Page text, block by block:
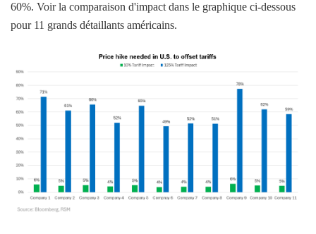
60%. Voir la comparaison d'impact dans le graphique ci-dessous
pour 11 grands détaillants américains.